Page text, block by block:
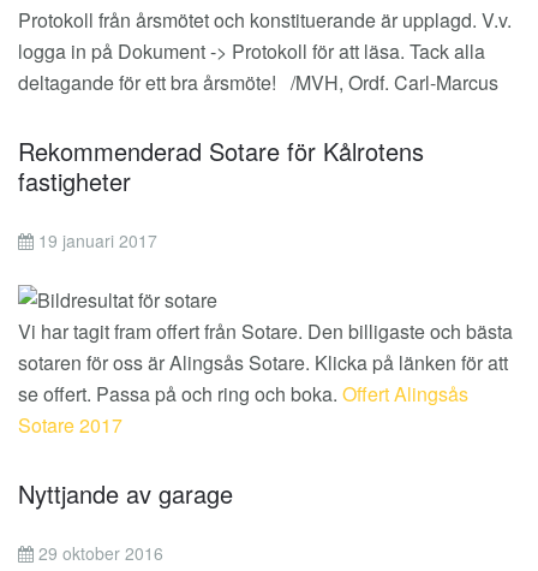
Protokoll från årsmötet och konstituerande är upplagd. V.v.
logga in på Dokument -> Protokoll för att läsa. Tack alla
deltagande för ett bra årsmöte! /MVH, Ordf. Carl-Marcus
Rekommenderad Sotare för Kålrotens
fastigheter
19 januari 2017
Vi har tagit fram offert från Sotare. Den billigaste och bästa
sotaren för oss är Alingsås Sotare. Klicka på länken för att
se offert. Passa på och ring och boka. Offert Alingsås
Sotare 2017
Nyttjande av garage
29 oktober 2016